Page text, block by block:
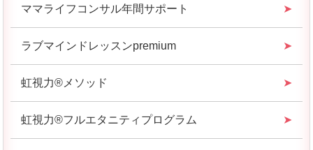
ママライフコンサル年間サポート
ラブマインドレッスンpremium
虹視力®︎メソッド
虹視力®︎フルエタニティプログラム